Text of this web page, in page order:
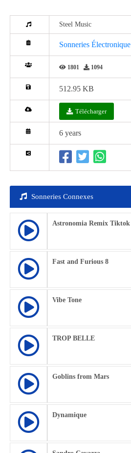
Steel Music
Sonneries Électronique
1801 1094
512.95 KB
Télécharger
6 years
Sonneries Connexes
Astronomia Remix Tiktok
Fast and Furious 8
Vibe Tone
TROP BELLE
Goblins from Mars
Dynamique